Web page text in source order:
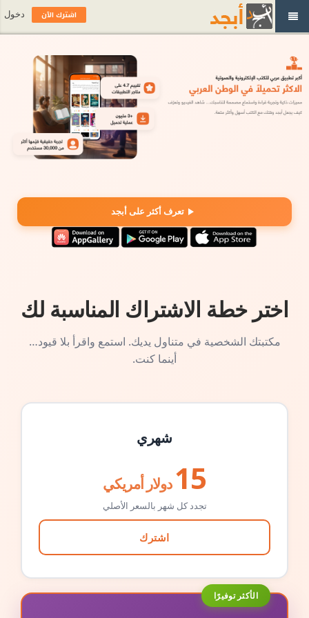
تعرف أكثر على أبجد
اختر خطة الاشتراك المناسبة لك
مكتبتك الشخصية في متناول يديك. استمع واقرأ بلا قيود…
أينما كنت.
شهري
15 دولار أمريكي
تجدد كل شهر بالسعر الأصلي
اشترك
الأكثر توفيرًا
اشترك الآن دخول